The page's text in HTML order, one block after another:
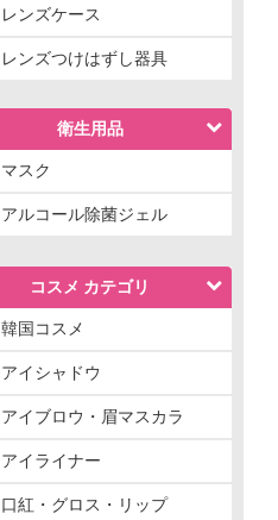
レンズケース
レンズつけはずし器具
衛生用品
マスク
アルコール除菌ジェル
コスメ カテゴリ
韓国コスメ
アイシャドウ
アイブロウ・眉マスカラ
アイライナー
口紅・グロス・リップ